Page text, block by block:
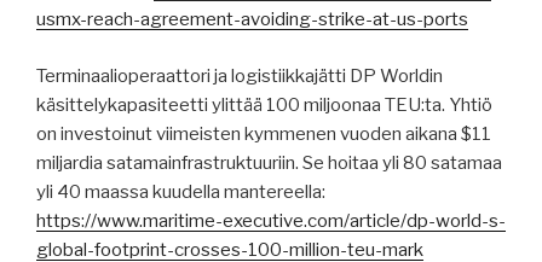
usmx-reach-agreement-avoiding-strike-at-us-ports
Terminaalioperaattori ja logistiikkajätti DP Worldin
käsittelykapasiteetti ylittää 100 miljoonaa TEU:ta. Yhtiö
on investoinut viimeisten kymmenen vuoden aikana $11
miljardia satamainfrastruktuuriin. Se hoitaa yli 80 satamaa
yli 40 maassa kuudella mantereella:
https://www.maritime-executive.com/article/dp-world-s-
global-footprint-crosses-100-million-teu-mark